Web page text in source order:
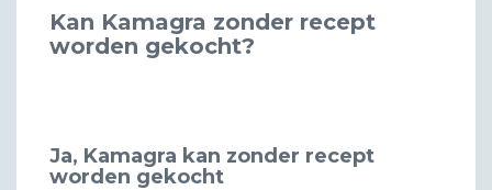
Kan Kamagra zonder recept
worden gekocht?
Ja, Kamagra kan zonder recept
worden gekocht